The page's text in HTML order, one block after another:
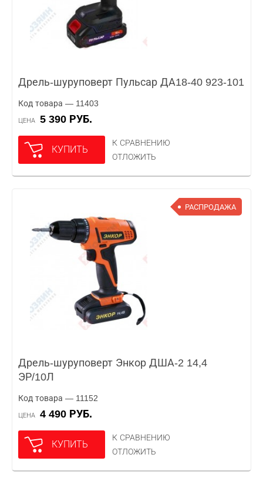
Дрель-шуруповерт Пульсар ДА18-40 923-101
Код товара — 11403
ЦЕНА 5 390 РУБ.
КУПИТЬ
К СРАВНЕНИЮ
ОТЛОЖИТЬ
РАСПРОДАЖА
Дрель-шуруповерт Энкор ДША-2 14,4
ЭР/10Л
Код товара — 11152
ЦЕНА 4 490 РУБ.
КУПИТЬ
К СРАВНЕНИЮ
ОТЛОЖИТЬ